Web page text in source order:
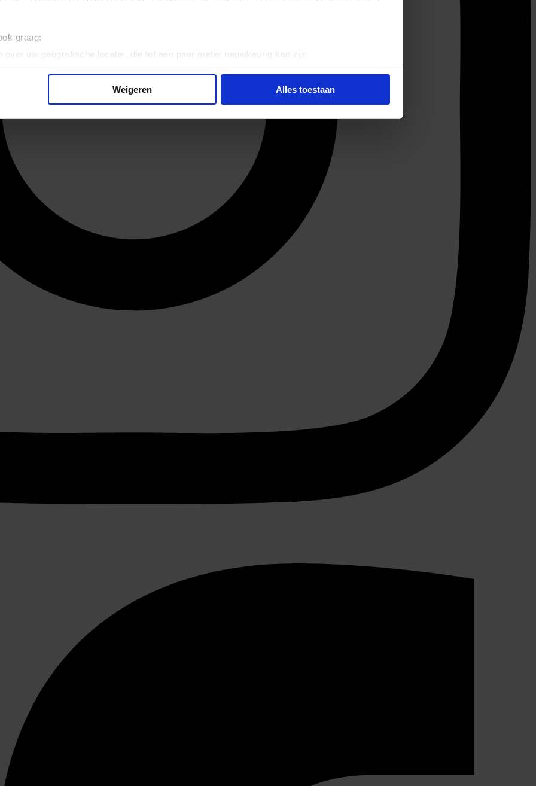
graag:
over uw geografische locatie, die tot een paar meter nauwkeurig kan zijn
door het actief te scannen op specifieke eigenschappen (fingerprinting)
gegevens worden verwerkt en stel uw voorkeuren in het
detailgedeelte
en advertenties te personaliseren, om functies voor social media te bieden en om ons
Ook delen we informatie over uw gebruik van onze site met onze partners voor social
Deze partners kunnen deze gegevens combineren met andere informatie die u aan ze heeft
op basis van uw gebruik van hun services.
Weigeren Alles toestaan